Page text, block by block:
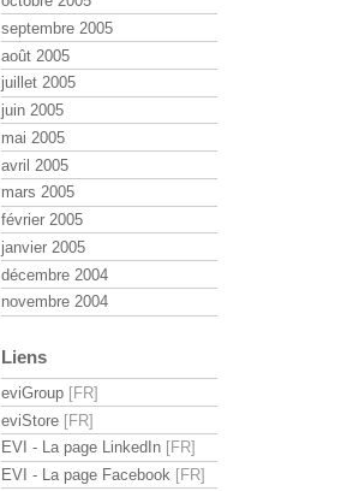
septembre 2005
août 2005
juillet 2005
juin 2005
mai 2005
avril 2005
mars 2005
février 2005
janvier 2005
décembre 2004
novembre 2004
Liens
eviGroup
eviStore
EVI - La page LinkedIn
EVI - La page Facebook